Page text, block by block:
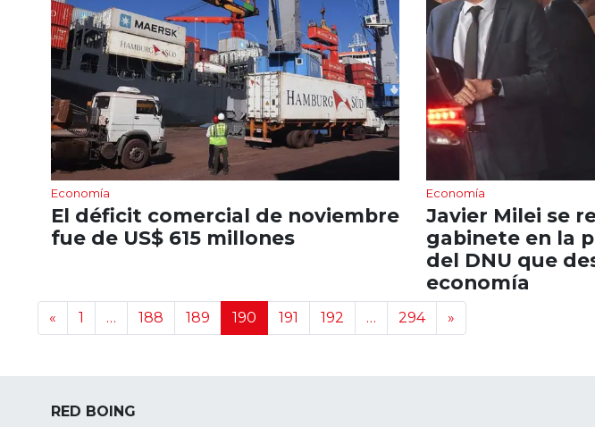
Economía
El déficit comercial de noviembre
fue de US$ 615 millones
Economía
Javier Milei se
gabinete en la
del DNU que
economía
Navegación de noticias
« 1 … 188 189 190 191 192 … 294 »
RED BOING